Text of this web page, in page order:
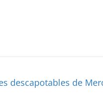
descapotables de